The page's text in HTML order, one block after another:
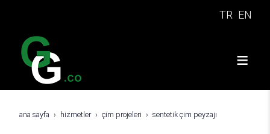
TR EN
ana sayfa hizmetler çim projeleri sentetik çim peyzajı